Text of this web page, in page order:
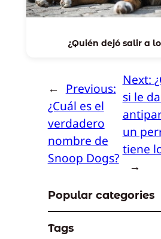
¿Quién dejó salir a
← Previous:
¿Cuál es el
verdadero
nombre de
Snoop Dogs?
Next:
si le
un
tiene
→
Popular categories
Tags